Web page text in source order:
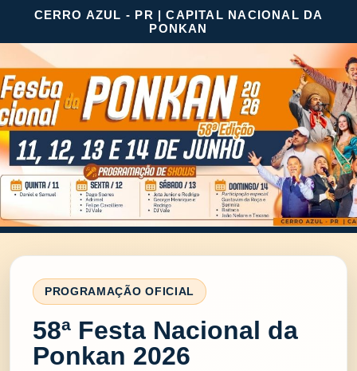
CERRO AZUL - PR | CAPITAL NACIONAL DA
PONKAN
PROGRAMAÇÃO OFICIAL
58ª Festa Nacional da
Ponkan 2026